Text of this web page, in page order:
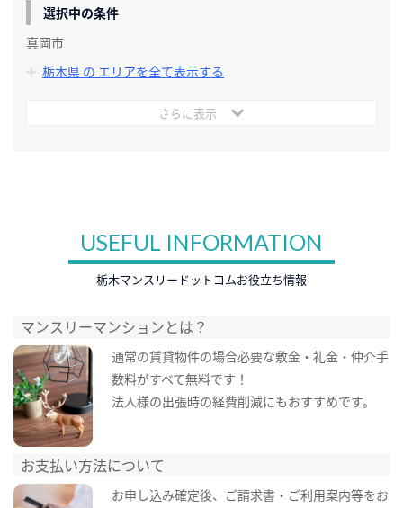
選択中の条件
真岡市
栃木県 の エリアを全て表示する
さらに表示
USEFUL INFORMATION
栃木マンスリードットコムお役立ち情報
マンスリーマンションとは？
通常の賃貸物件の場合必要な敷金・礼金・仲介手
数料がすべて無料です！
法人様の出張時の経費削減にもおすすめです。
お支払い方法について
お申し込み確定後、ご請求書・ご利用案内等をお